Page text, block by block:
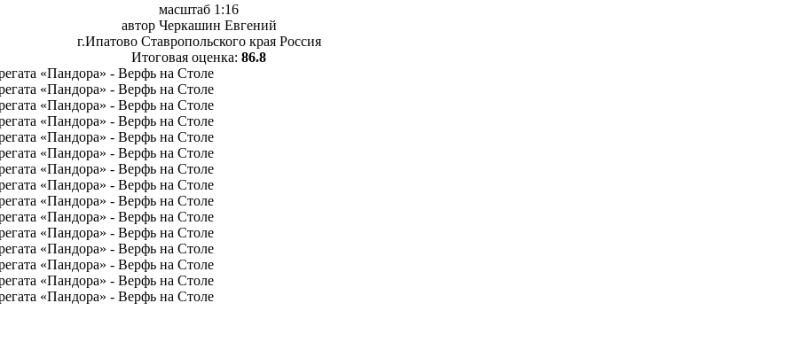
масштаб 1:16
автор Черкашин Евгений
г.Ипатово Ставропольского края Россия
Итоговая оценка: 86.8